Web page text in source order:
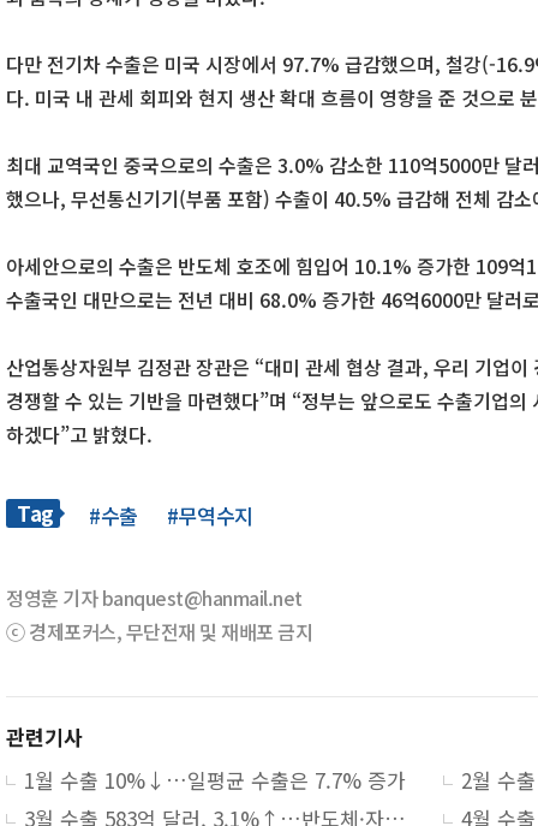
다만 전기차 수출은 미국 시장에서 97.7% 급감했으며, 철강(-
다. 미국 내 관세 회피와 현지 생산 확대 흐름이 영향을 준 것으로
최대 교역국인 중국으로의 수출은 3.0% 감소한 110억5000만 달
했으나, 무선통신기기(부품 포함) 수출이 40.5% 급감해 전체 감
아세안으로의 수출은 반도체 호조에 힘입어 10.1% 증가한 109
수출국인 대만으로는 전년 대비 68.0% 증가한 46억6000만 달러
산업통상자원부 김정관 장관은 “대미 관세 협상 결과, 우리 기업
경쟁할 수 있는 기반을 마련했다”며 “정부는 앞으로도 수출기업
하겠다”고 밝혔다.
Tag #수출 #무역수지
정영훈 기자 banquest@hanmail.net
ⓒ 경제포커스, 무단전재 및 재배포 금지
관련기사
1월 수출 10%↓…일평균 수출은 7.7% 증가
3월 수출 583억 달러, 3.1%↑…반도체·자동차 선전, 석유화학 부진